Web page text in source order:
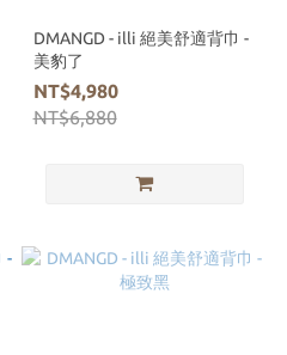
DMANGD - illi 絕美舒適背巾 -
美豹了
NT$4,980
NT$6,880